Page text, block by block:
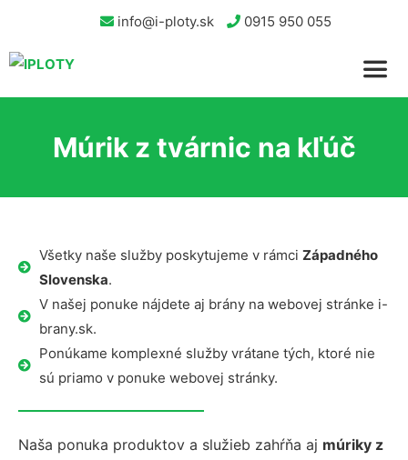
info@i-ploty.sk 0915 950 055
Múrik z tvárnic na kľúč
Všetky naše služby poskytujeme v rámci Západného
Slovenska.
V našej ponuke nájdete aj brány na webovej stránke i-
brany.sk.
Ponúkame komplexné služby vrátane tých, ktoré nie
sú priamo v ponuke webovej stránky.
Naša ponuka produktov a služieb zahŕňa aj múriky z